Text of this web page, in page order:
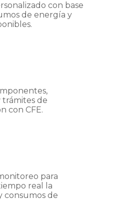
con base
de energía y
trámites de
con CFE.
para
real la
consumos de